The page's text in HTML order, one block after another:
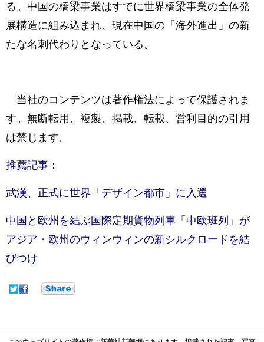
る。中国の橋梁事業はすでに世界橋梁事業の全体発
展構造に組み込まれ、現在中国の「海外進出」の新
たな名刺代わりとなっている。
当社のコンテンツは著作権法によって保護されま
す。無断転用、複製、掲載、転載、営利目的の引用
は禁じます。
推薦記事：
武漢、正式に世界「デザイン都市」に入選
中国と欧州を結ぶ国際定期貨物列車「中欧班列」が
アジア・欧州のウィンウィンの新シルクロードを結
びつけ